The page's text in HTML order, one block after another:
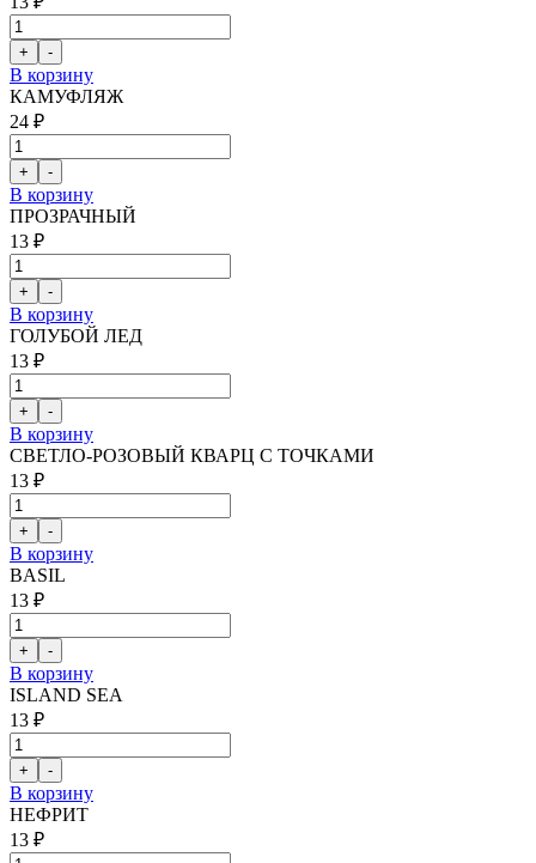
В корзину
КАМУФЛЯЖ
24 ₽
В корзину
ПРОЗРАЧНЫЙ
13 ₽
В корзину
ГОЛУБОЙ ЛЕД
13 ₽
В корзину
СВЕТЛО-РОЗОВЫЙ КВАРЦ С ТОЧКАМИ
13 ₽
В корзину
BASIL
13 ₽
В корзину
ISLAND SEA
13 ₽
В корзину
НЕФРИТ
13 ₽